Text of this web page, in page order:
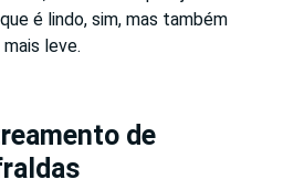
é lindo, sim, mas também
leve.
de